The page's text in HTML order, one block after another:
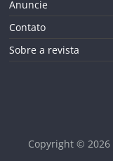
Anuncie
Contato
Sobre a revista
Copyright © 2026